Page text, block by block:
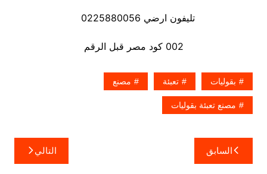
تليفون ارضي 0225880056
002 كود مصر قبل الرقم
بقوليات تعبئة مصنع
مصنع تعبئة بقوليات
تصفّح
المقالات
السابق التالي